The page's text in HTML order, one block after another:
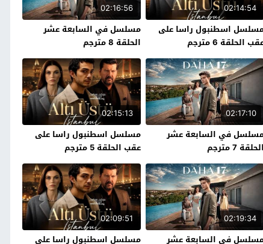
02:14:54
اسطنبول راسا على
الحلقة 6 مترجم
02:16:56
مسلسل في السابعة عشر
الحلقة 8 مترجم
02:17:10
في السابعة عشر
الحلقة 7 مترجم
02:15:13
مسلسل اسطنبول راسا على
عقب الحلقة 5 مترجم
02:19:34
في السابعة عشر
02:09:51
مسلسل اسطنبول راسا على